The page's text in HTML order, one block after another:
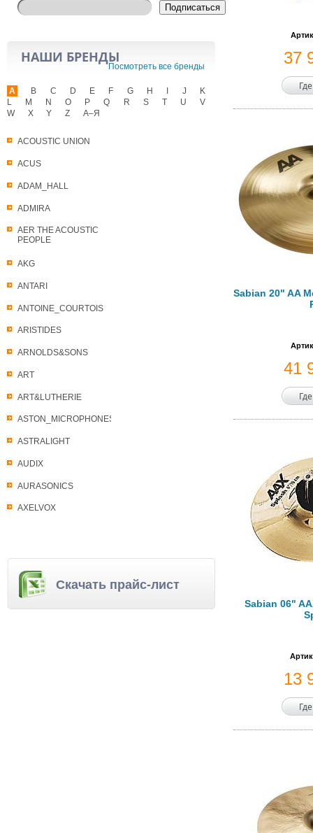
Подписаться
НАШИ БРЕНДЫ
Посмотреть все бренды
A
ACOUSTIC UNION
ACUS
ADAM_HALL
ADMIRA
AER THE ACOUSTIC
PEOPLE
AKG
ANTARI
ANTOINE_COURTOIS
ARISTIDES
ARNOLDS&SONS
ART
ART&LUTHERIE
ASTON_MICROPHONES
ASTRALIGHT
AUDIX
AURASONICS
AXELVOX
B C D E F G H J
K
L
M N O P Q R S T U
V
W
X Y Z А–Я
Скачать прайс-лист
37
Sabian 20" AA
41
Sabian 06"
13